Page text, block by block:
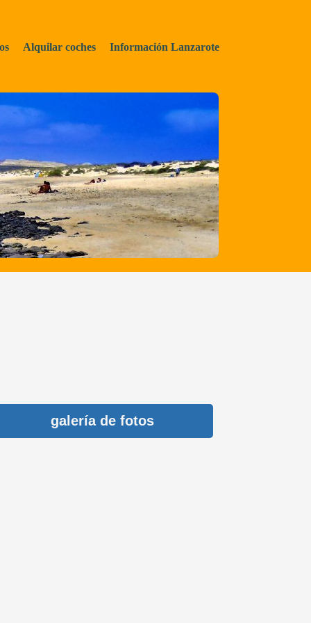
Alquilar coches Información Lanzarote
galería de fotos